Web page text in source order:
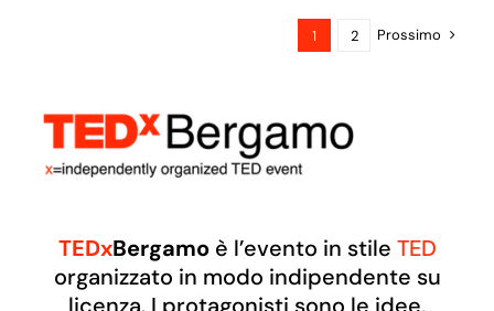
1 2 Prossimo
TEDxBergamoè l’evento in stile TED
organizzato in modo indipendente su
licenza. I protagonisti sono le idee,